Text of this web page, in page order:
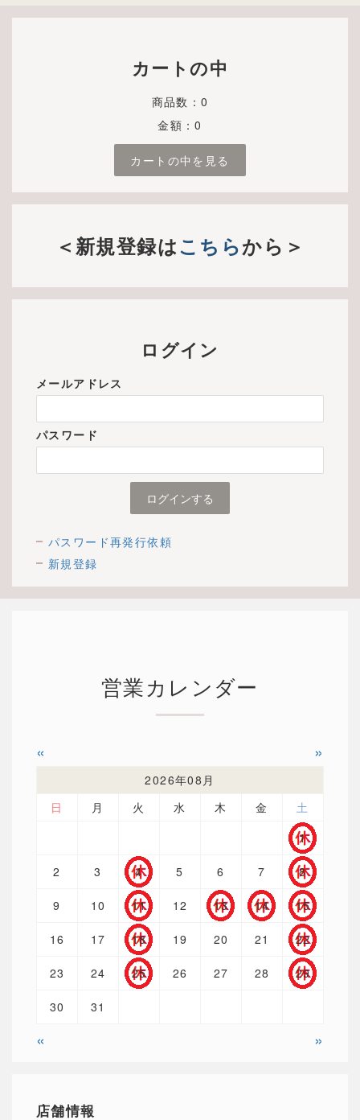
カートの中
商品数：0
金額：0
カートの中を見る
＜新規登録はこちらから＞
ログイン
メールアドレス
パスワード
パスワード再発行依頼
新規登録
営業カレンダー
« »
2026年08月
日
月 火 水 木 金
土
1
2 3 4 5 6 7 8
9 10 11 12 13 14 15
16 17 18 19 20 21 22
23 24 25 26 27 28 29
30 31
« »
店舗情報